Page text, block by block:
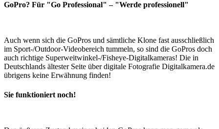
GoPro? Für "Go Professional" – "Werde professionell"
Auch wenn sich die GoPros und sämtliche Klone fast ausschließlich
im Sport-/Outdoor-Videobereich tummeln, so sind die GoPros doch
auch richtige Superweitwinkel-/Fisheye-Digitalkameras! Die in
Deutschlands ältester Seite über digitale Fotografie Digitalkamera.de
übrigens keine Erwähnung finden!
Sie funktioniert noch!